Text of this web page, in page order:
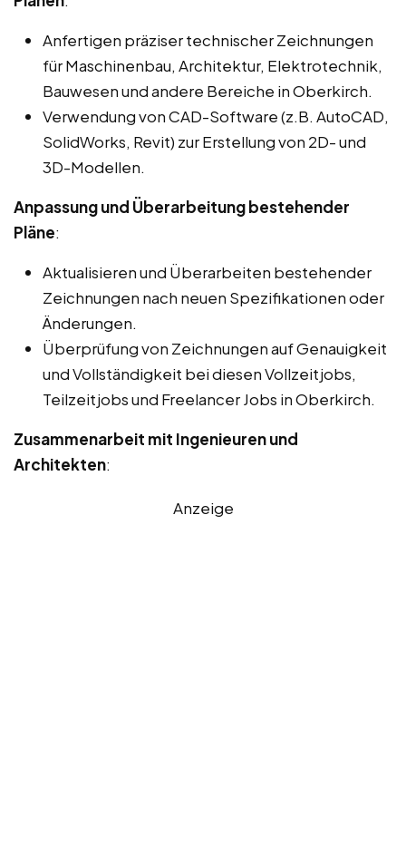
Anfertigen präziser technischer Zeichnungen
für Maschinenbau, Architektur, Elektrotechnik,
Bauwesen und andere Bereiche in Oberkirch.
Verwendung von CAD-Software (z.B. AutoCAD,
SolidWorks, Revit) zur Erstellung von 2D- und
3D-Modellen.
Anpassung und Überarbeitung bestehender
Pläne:
Aktualisieren und Überarbeiten bestehender
Zeichnungen nach neuen Spezifikationen oder
Änderungen.
Überprüfung von Zeichnungen auf Genauigkeit
und Vollständigkeit bei diesen Vollzeitjobs,
Teilzeitjobs und Freelancer Jobs in Oberkirch.
Zusammenarbeit mit Ingenieuren und
Architekten:
Anzeige